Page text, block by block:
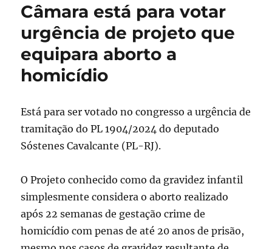
Câmara está para votar
urgência de projeto que
equipara aborto a
homicídio
Está para ser votado no congresso a urgência de
tramitação do PL 1904/2024 do deputado
Sóstenes Cavalcante (PL-RJ).
O Projeto conhecido como da gravidez infantil
simplesmente considera o aborto realizado
após 22 semanas de gestação crime de
homicídio com penas de até 20 anos de prisão,